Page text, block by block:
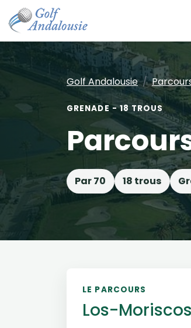
Golf Andalousie
GRENADE - 18 TROUS
Par 70 18 trous
LE PARCOURS
Los-Moriscos